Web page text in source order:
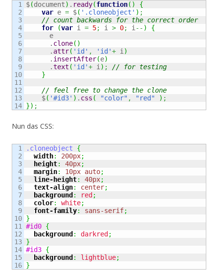
1
2
3
4
5
6
7
8
9
10
11
12
13
$(document) . ready(function( )
{
var e = $( '.cloneobject' ) ;
// count backwards for the correct order
for
(var i = 5; i > 0; i -- )
{
      e
      .
clone( )
      .
attr( 'id' , 'id'+ i )
      .
insertAfter(e)
      .
text ( 'id'+ i ) ;
// for testing
}
// feel free to change the clone
    $
( '#id3' ) . css ( "color" , "red" ) ;
}) ;
Nun das CSS:
1
2
3
4
5
6
7
8
9
10
11
12
13
14
15
.cloneobject
{
width: 200px;
height: 40px;
margin: 10px auto;
line-height: 40px;
text-align: center;
background : red ;
color: white;
font-family: sans-serif;
}
#id0 {
background : darkred ;
}
#id3 {
background : lightblue;
}